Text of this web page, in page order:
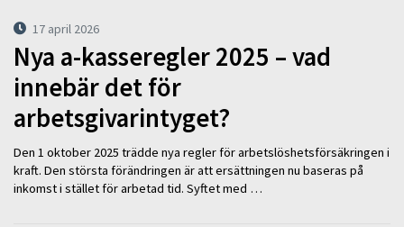
17 april 2026
Nya a-kasseregler 2025 – vad
innebär det för
arbetsgivarintyget?
Den 1 oktober 2025 trädde nya regler för arbetslöshetsförsäkringen i
kraft. Den största förändringen är att ersättningen nu baseras på
inkomst i stället för arbetad tid. Syftet med …